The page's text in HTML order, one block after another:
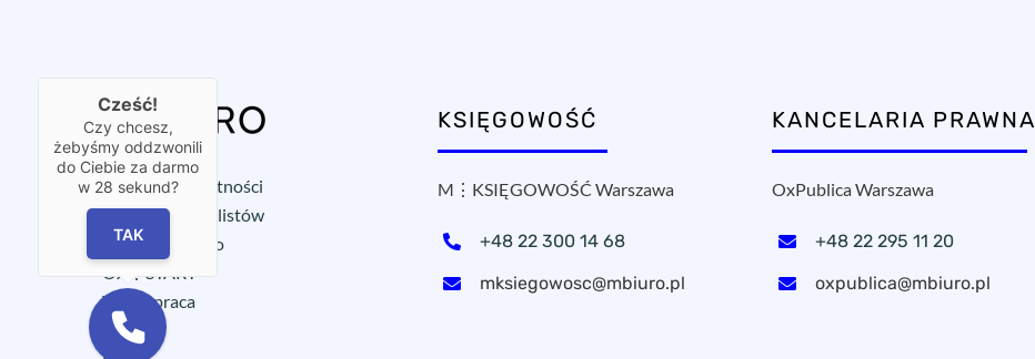
Polityka prywatności
Ochrona sygnalistów
Wirtualne biuro
OX⋮START
Współpraca
Blog
KSIĘGOWOŚĆ
M⋮KSIĘGOWOŚĆ Warszawa
+48 22 300 14 68
mksiegowosc@mbiuro.pl
KANCELARIA PRAWNA
OxPublica Warszawa
+48 22 295 11 20
oxpublica@mbiuro.pl
Cześć!
Czy chcesz,
żebyśmy oddzwonili
do Ciebie za darmo
w 28 sekund?
TAK